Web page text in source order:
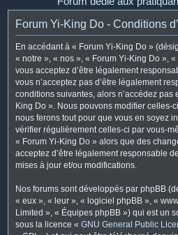
Forum Yi-King Do - Conditions
En accédant à « Forum Yi-King Do »
« notre », « nos », « Forum Yi-King Do »,
vous acceptez d’être légalement
vous n’acceptez pas d’être légalement
conditions suivantes, alors n’accédez pas
King Do ». Nous pouvons modifier celles-
nous ferons tout pour que vous en soyez
vérifier régulièrement celles-ci par vous-
« Forum Yi-King Do » alors que des
acceptez d’être légalement responsable
mises à jour et/ou modifications.
Nos forums sont développés par phpBB
« eux », « leur », « logiciel phpBB », «
Limited », « Équipes phpBB ») qui est un
sous la licence « GNU General Public